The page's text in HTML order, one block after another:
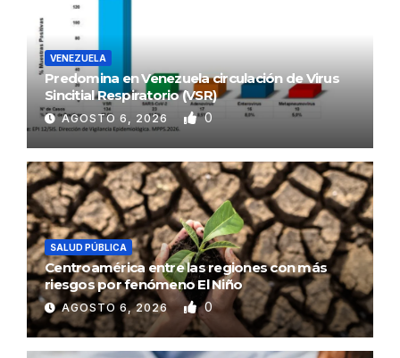
VENEZUELA
Predomina en Venezuela circulación de Virus
Sincitial Respiratorio (VSR)
AGOSTO 6, 2026 0
SALUD PÚBLICA
Centroamérica entre las regiones con más
riesgos por fenómeno El Niño
AGOSTO 6, 2026 0